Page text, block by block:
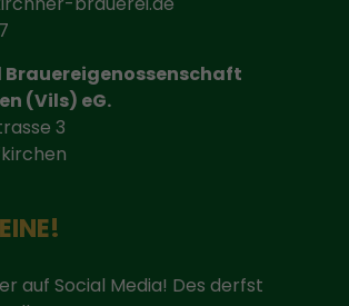
Brauereigenossenschaft
(Vils) eG.
3
auf Social Media! Des derfst